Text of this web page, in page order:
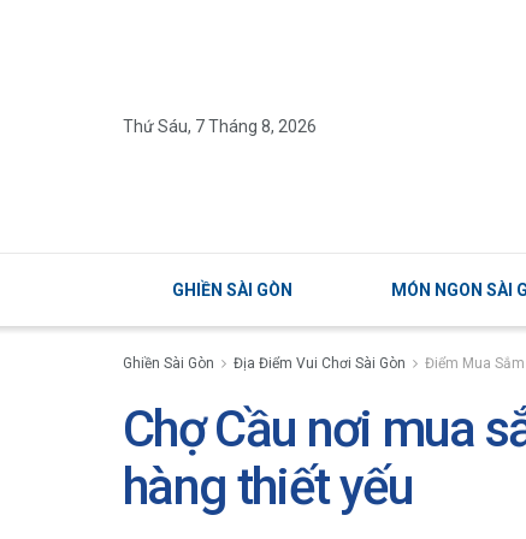
Thứ Sáu, 7 Tháng 8, 2026
GHIỀN SÀI GÒN MÓN NGON SÀI
Ghiền Sài Gòn Địa Điểm Vui Chơi Sài Gòn Điểm Mua Sắm
Chợ Cầu nơi mua
hàng thiết yếu